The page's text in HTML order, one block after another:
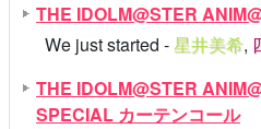
THE IDOLM@STER
We just started -星井美希,
THE IDOLM@STER
SPECIAL カーテンコール